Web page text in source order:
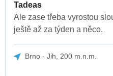
Tadeas
Ale zase třeba vyrostou
ještě až za týden a něco.
Brno - Jih, 200 m.n.m.